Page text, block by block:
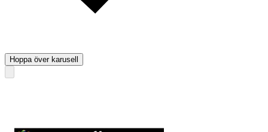
Hoppa över karusell